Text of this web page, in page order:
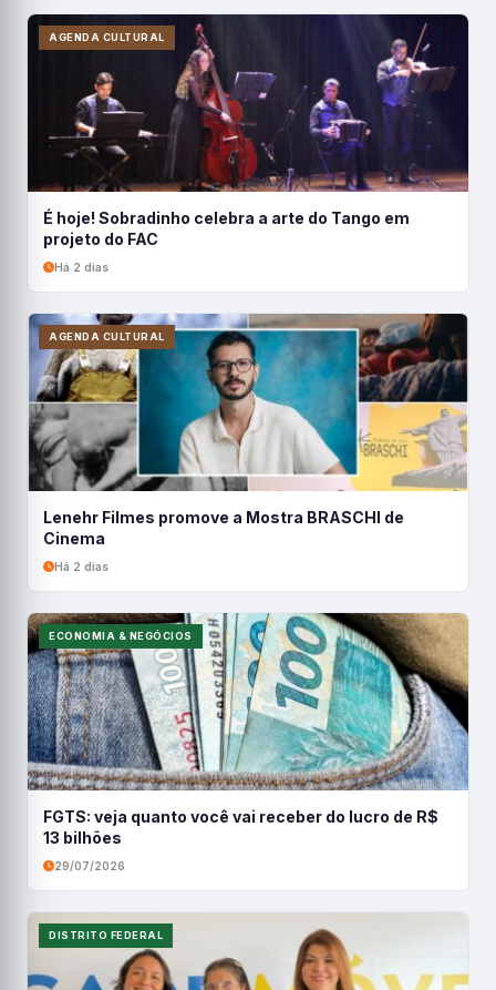
AGENDA CULTURAL
É hoje! Sobradinho celebra a arte do Tango em
projeto do FAC
Há 2 dias
AGENDA CULTURAL
Lenehr Filmes promove a Mostra BRASCHI de
Cinema
Há 2 dias
ECONOMIA & NEGÓCIOS
FGTS: veja quanto você vai receber do lucro de R$
13 bilhões
29/07/2026
DISTRITO FEDERAL